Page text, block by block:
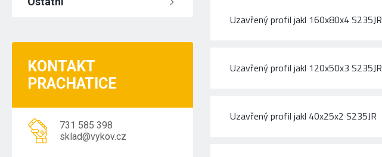
KONTAKT
PRACHATICE
731 585 398
sklad@vykov.cz
Uzavřený profil jakl 160x80x4 S235JR
Uzavřený profil jakl 120x50x3 S235JR
Uzavřený profil jakl 40x25x2 S235JR